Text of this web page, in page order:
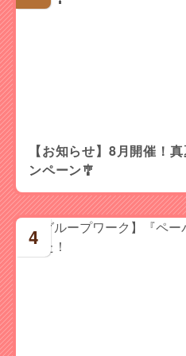
【お知らせ】8月開催！
ンペーン🎐